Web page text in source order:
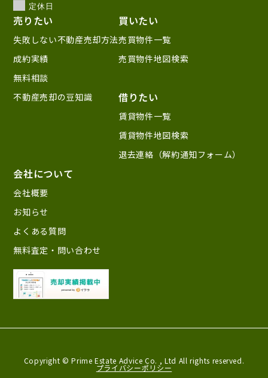
定休日
売りたい
失敗しない不動産売却方法
成約実績
無料相談
不動産売却の豆知識
買いたい
売買物件一覧
売買物件地図検索
借りたい
賃貸物件一覧
賃貸物件地図検索
退去連絡（解約通知フォーム）
会社について
会社概要
お知らせ
よくある質問
無料査定・問い合わせ
Copyright © Prime Estate Advice Co. , Ltd All rights reserved.
プライバシーポリシー